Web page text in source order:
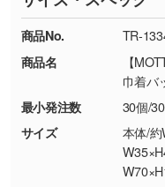
・コーポレートカ
刷色にこだわりが
DIC・PANTONE
現物支給による色
しく見る
・背景がある画
ください。
【返品・交換がで
・お客様の元で
商品が破損した場
・商品到着後7日
・お客様のご都合
品・色・数量な
TEL：0422-29-
18:00(土日祝日除
商品No.
TR-
商品名
【
巾着バ
最小発注数
30個/
サイズ
本体/